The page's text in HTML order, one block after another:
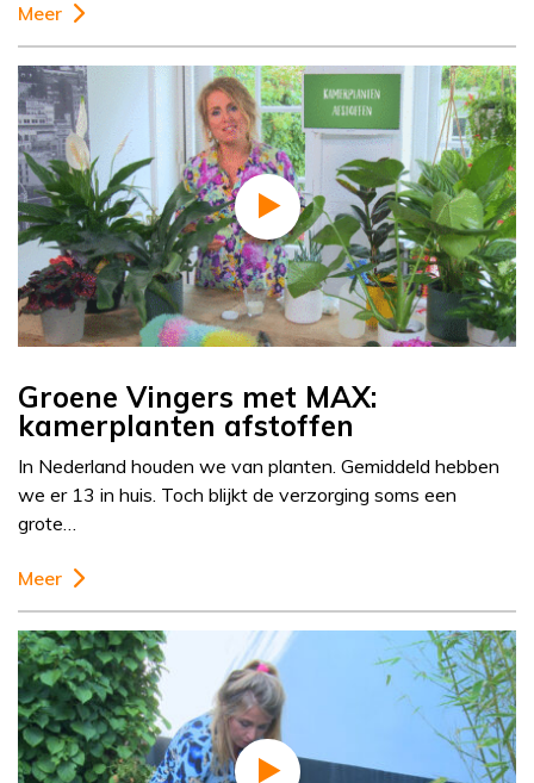
Meer
Groene Vingers met MAX:
kamerplanten afstoffen
In Nederland houden we van planten. Gemiddeld hebben
we er 13 in huis. Toch blijkt de verzorging soms een
grote…
Meer